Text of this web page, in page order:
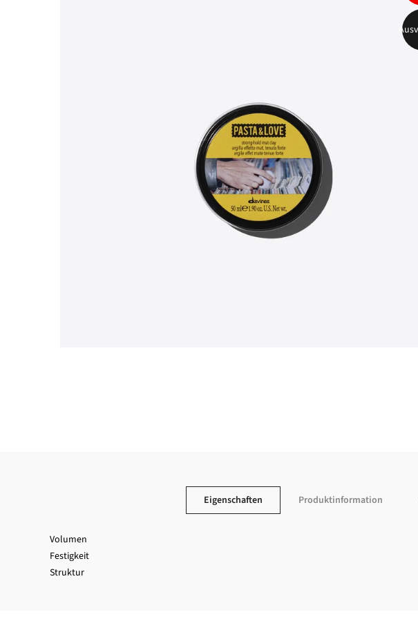
Eigenschaften Produktinformation
Volumen
Festigkeit
Struktur